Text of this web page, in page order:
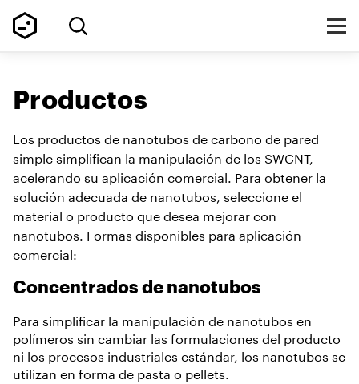
Productos
Los productos de nanotubos de carbono de pared
simple simplifican la manipulación de los SWCNT,
acelerando su aplicación comercial. Para obtener la
solución adecuada de nanotubos, seleccione el
material o producto que desea mejorar con
nanotubos. Formas disponibles para aplicación
comercial:
Concentrados de nanotubos
Para simplificar la manipulación de nanotubos en
polímeros sin cambiar las formulaciones del producto
ni los procesos industriales estándar, los nanotubos se
utilizan en forma de pasta o pellets.